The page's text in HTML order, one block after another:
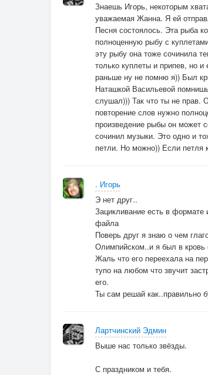
Знаешь Игорь, некоторым
уважаемая Жанна. Я ей
Песня состоялось. Эта рыба
полноценную рыбу с
эту рыбу она тоже сочинила
только куплеты и припев, но
раньше ну не помню я)) Был
Наташкой Васильевой
слушал))) Так что ты не прав.
повторение слов нужно
произведение рыбы он может
сочинил музыки. Это одно и
петли. Но можно)) Если петля
. Игорь
Э нет друг..
Зацикливание есть в формате
файла
Поверь друг я знаю о чем
Олимпийском..и я был в кровь
Жаль что его переехала на
тупо на любом что звучит
его.
Ты сам решай как..правильно
Лартчинский Эдмин
Выше нас только звёзды.
С праздником и тебя.